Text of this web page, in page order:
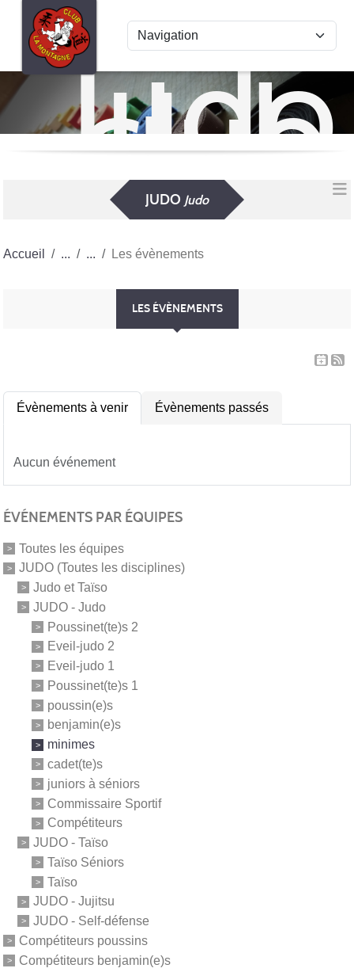
Judo
club
La
JUDO Judo
Accueil Les évènements
LES ÉVÈNEMENTS
Évènements à venir Évènements passés
Aucun événement
ÉVÉNEMENTS PAR ÉQUIPES
Toutes les équipes
JUDO (Toutes les disciplines)
Judo et Taïso
JUDO - Judo
Poussinet(te)s 2
Eveil-judo 2
Eveil-judo 1
Poussinet(te)s 1
poussin(e)s
benjamin(e)s
minimes
cadet(te)s
juniors à séniors
Commissaire Sportif
Compétiteurs
JUDO - Taïso
Taïso Séniors
Taïso
JUDO - Jujitsu
JUDO - Self-défense
Compétiteurs poussins
Compétiteurs benjamin(e)s
Panneau de gestion des cookies